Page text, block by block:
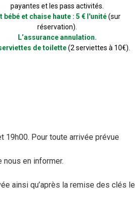
payantes et les pass activités.
bébé et chaise haute : 5 € l'unité(sur
réservation).
L’assurance annulation.
de toilette(2 serviettes à 10€).
19h00. Pour toute arrivée prévue
nous en informer.
ainsi qu’après la remise des clés le